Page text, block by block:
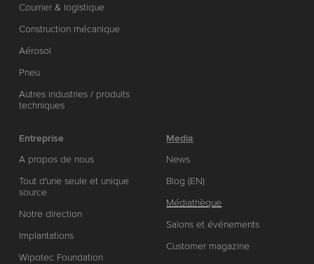
Courrier & logistique
Construction mécanique
Aérosol
Pneu
Autres industries / produits
techniques
Entreprise
A propos de nous
Tout d'une seule et unique
source
Notre direction
Implantations
Wipotec Foundation
Media
News
Blog (EN)
Médiathèque
Salons et événements
Customer magazine